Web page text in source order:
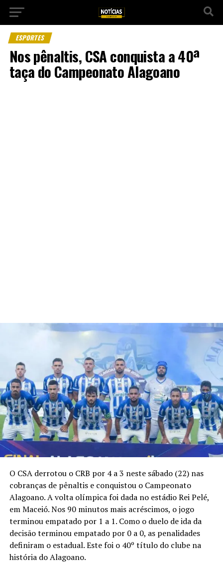
ESPORTES
Nos pênaltis, CSA conquista a 40ª
taça do Campeonato Alagoano
O CSA derrotou o CRB por 4 a 3 neste sábado (22) nas
cobranças de pênaltis e conquistou o Campeonato
Alagoano. A volta olímpica foi dada no estádio Rei Pelé,
em Maceió. Nos 90 minutos mais acréscimos, o jogo
terminou empatado por 1 a 1. Como o duelo de ida da
decisão terminou empatado por 0 a 0, as penalidades
definiram o estadual. Este foi o 40º título do clube na
história do Alagoano.